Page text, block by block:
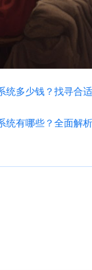
统多少钱？找寻合
统有哪些？全面解